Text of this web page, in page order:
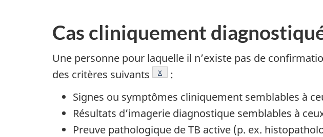
Cas cliniquement
Une personne pour laquelle il n’existe pas de
des critères suivants
Note de bas de page
x
:
Signes ou symptômes cliniquement semblables à
Résultats d’imagerie diagnostique semblables à
Preuve pathologique de TB active (p. ex.